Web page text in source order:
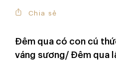
Chia sẻ
Đêm qua có con cú
váng sương/ Đêm qua